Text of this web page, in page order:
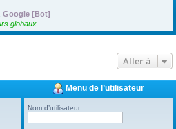
Google [Bot]
globaux
Aller à
Menu de l’utilisateur
Nom d’utilisateur :